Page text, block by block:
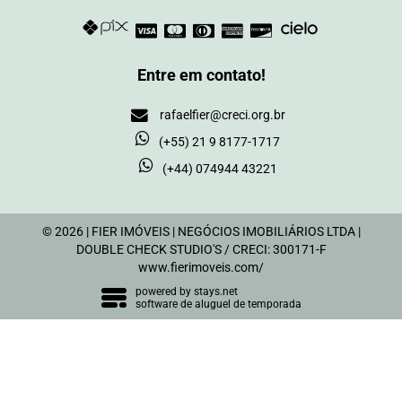
Entre em contato!
rafaelfier@creci.org.br
(+55) 21 9 8177-1717
(+44) 074944 43221
© 2026 | FIER IMÓVEIS | NEGÓCIOS IMOBILIÁRIOS LTDA |
DOUBLE CHECK STUDIO'S / CRECI: 300171-F
www.fierimoveis.com/
powered by stays.net
software de aluguel de temporada